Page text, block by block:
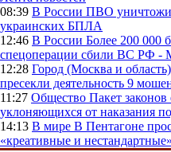
08:39 В России ПВО
украинских БПЛА
12:46 В России Более 200 000
спецоперации сбили ВС РФ -
12:28 Город (Москва и область)
пресекли деятельность 9
11:27 Общество Пакет
уклоняющихся от наказания
14:13 В мире В Пентагоне
«креативные и